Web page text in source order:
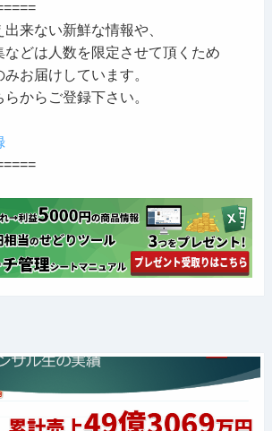
来ない新鮮な情報や、
などは人数を限定させて頂くため
お届けしています。
からご登録下さい。